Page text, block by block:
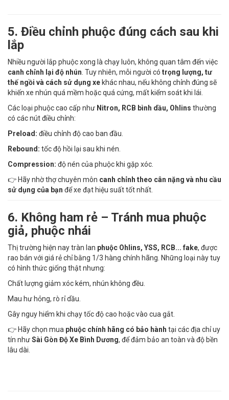
5. Điều chỉnh phuộc đúng cách sau khi
lắp
Nhiều người lắp phuộc xong là chạy luôn, không quan tâm đến việc
canh chỉnh lại độ nhún . Tuy nhiên, mỗi người có trọng lượng, tư
thế ngồi và cách sử dụng xekhác nhau, nếu không chỉnh đúng sẽ
khiến xe nhún quá mềm hoặc quá cứng, mất kiểm soát khi lái.
Các loại phuộc cao cấp như Nitron, RCB bình dầu, Ohlins thường
có các nút điều chỉnh:
Preload: điều chỉnh độ cao ban đầu.
Rebound: tốc độ hồi lại sau khi nén.
Compression: độ nén của phuộc khi gặp xóc.
👉 Hãy nhờ thợ chuyên môn canh chỉnh theo cân nặng và nhu cầu
sử dụng của bạn để xe đạt hiệu suất tốt nhất.
6. Không ham rẻ – Tránh mua phuộc
giả, phuộc nhái
Thị trường hiện nay tràn lan phuộc Ohlins, YSS, RCB... fake, được
rao bán với giá rẻ chỉ bằng 1/3 hàng chính hãng. Những loại này tuy
có hình thức giống thật nhưng:
Chất lượng giảm xóc kém, nhún không đều.
Mau hư hỏng, rò rỉ dầu.
Gây nguy hiểm khi chạy tốc độ cao hoặc vào cua gắt.
👉 Hãy chọn mua phuộc chính hãng có bảo hành tại các địa chỉ uy
tín nhưSài Gòn Độ Xe Bình Dương, để đảm bảo an toàn và độ bền
lâu dài.